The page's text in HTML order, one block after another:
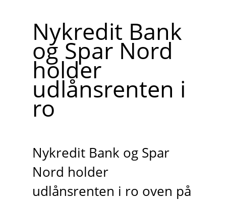
Nykredit Bank
og Spar Nord
holder
udlånsrenten i
ro
Nykredit Bank og Spar
Nord holder
udlånsrenten i ro oven på